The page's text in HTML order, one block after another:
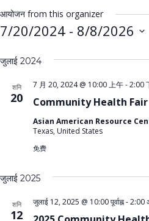
आयोजन from this organizer
7/20/2024 - 8/8/2026
चुनें।
जुलाई 2024
शनि
20 Community Health Fair
7 月 20, 2024 @ 10:00 上午-2:00
Asian American Resource
Texas, United States
免费
जुलाई 2025
शनि
12
जुलाई 12, 2025 @ 10:00 पूर्वाह्न-2:00